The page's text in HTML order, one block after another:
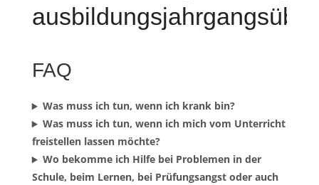
FAQ
Was muss ich tun, wenn ich krank bin?
Was muss ich tun, wenn ich mich vom Unterricht
freistellen lassen möchte?
Wo bekomme ich Hilfe bei Problemen in der
Schule, beim Lernen, bei Prüfungsangst oder auch